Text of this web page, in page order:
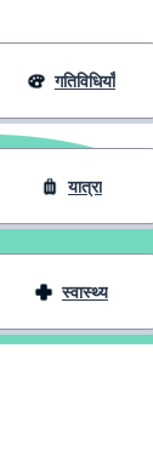
गतिविधियाँ
यात्रा
स्वास्थ्य